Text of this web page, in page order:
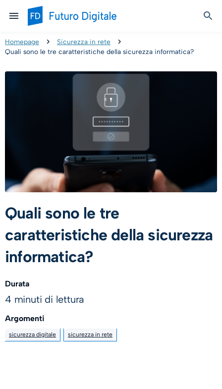
Homepage
Sicurezza in rete
Quali sono le tre caratteristiche della sicurezza informatica?
Quali sono le tre
caratteristiche della sicurezza
informatica?
Durata
4 minuti di lettura
Argomenti
sicurezza digitale sicurezza in rete